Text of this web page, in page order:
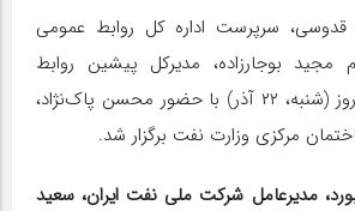
قدوسی، سرپرست اداره کل روابط عمومی
مجید بوجارزاده، مدیرکل پیشین روابط
عمومی وزارت نفت، روز (شنبه، ۲۲ آذر) با حضور محسن پاک‌نژاد،
مرکزی وزارت نفت برگزار شد.
مدیرعامل شرکت ملی نفت ایران، سعید